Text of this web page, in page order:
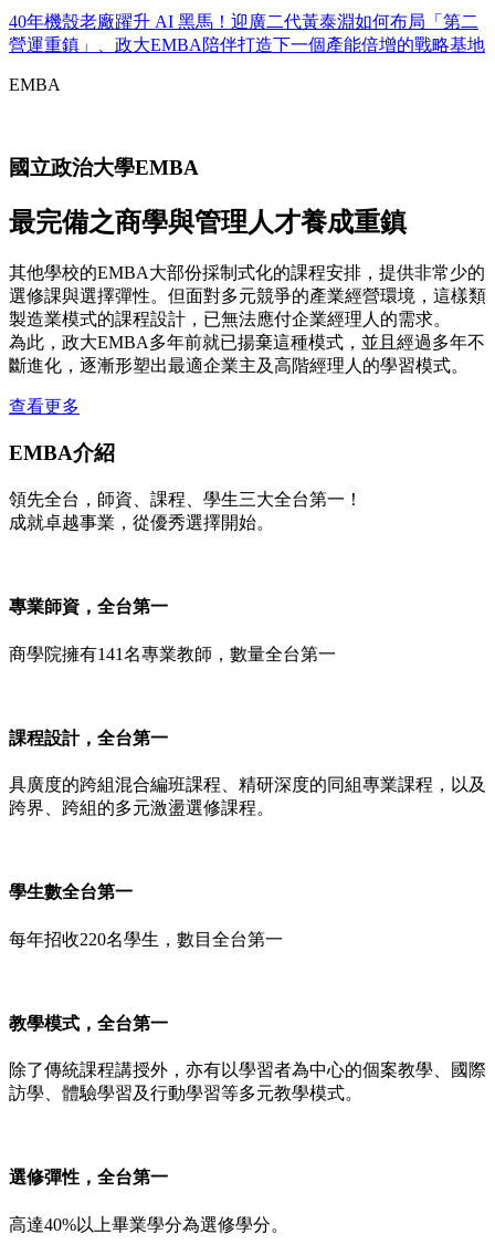
40年機殼老廠躍升 AI 黑馬！迎廣二代黃泰淵如何布局「第二
營運重鎮」、政大EMBA陪伴打造下一個產能倍增的戰略基地
EMBA
國立政治大學EMBA
最完備之商學與管理人才養成重鎮
其他學校的EMBA大部份採制式化的課程安排，提供非常少的
選修課與選擇彈性。但面對多元競爭的產業經營環境，這樣類
製造業模式的課程設計，已無法應付企業經理人的需求。
為此，政大EMBA多年前就已揚棄這種模式，並且經過多年不
斷進化，逐漸形塑出最適企業主及高階經理人的學習模式。
查看更多
EMBA介紹
領先全台，師資、課程、學生三大全台第一！
成就卓越事業，從優秀選擇開始。
專業師資，全台第一
商學院擁有141名專業教師，數量全台第一
課程設計，全台第一
具廣度的跨組混合編班課程、精研深度的同組專業課程，以及
跨界、跨組的多元激盪選修課程。
學生數全台第一
每年招收220名學生，數目全台第一
教學模式，全台第一
除了傳統課程講授外，亦有以學習者為中心的個案教學、國際
訪學、體驗學習及行動學習等多元教學模式。
選修彈性，全台第一
高達40%以上畢業學分為選修學分。